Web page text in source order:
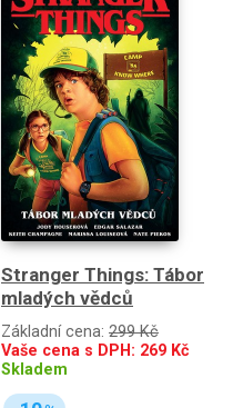
Stranger Things: Tábor
mladých vědců
Základní cena: 299 Kč
Vaše cena s DPH: 269 Kč
Skladem